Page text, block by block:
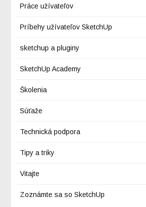
Práce užívateľov
Príbehy užívateľov SketchUp
sketchup a pluginy
SketchUp Academy
Školenia
Súťaže
Technická podpora
Tipy a triky
Vitajte
Zoznámte sa so SketchUp